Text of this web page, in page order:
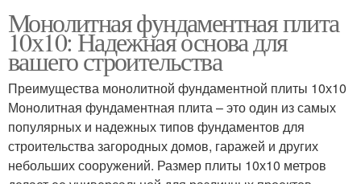
Монолитная фундаментная плита
10х10: Надежная основа для
вашего строительства
Преимущества монолитной фундаментной плиты 10х10
Монолитная фундаментная плита – это один из самых
популярных и надежных типов фундаментов для
строительства загородных домов, гаражей и других
небольших сооружений. Размер плиты 10х10 метров